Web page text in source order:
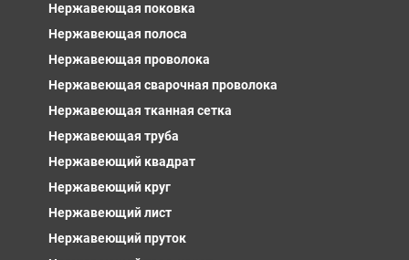
Нержавеющая поковка
Нержавеющая полоса
Нержавеющая проволока
Нержавеющая сварочная проволока
Нержавеющая тканная сетка
Нержавеющая труба
Нержавеющий квадрат
Нержавеющий круг
Нержавеющий лист
Нержавеющий пруток